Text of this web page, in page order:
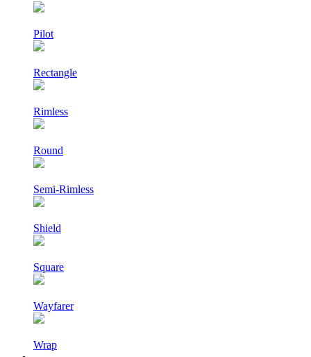
Pilot
Rectangle
Rimless
Round
Semi-Rimless
Shield
Square
Wayfarer
Wrap